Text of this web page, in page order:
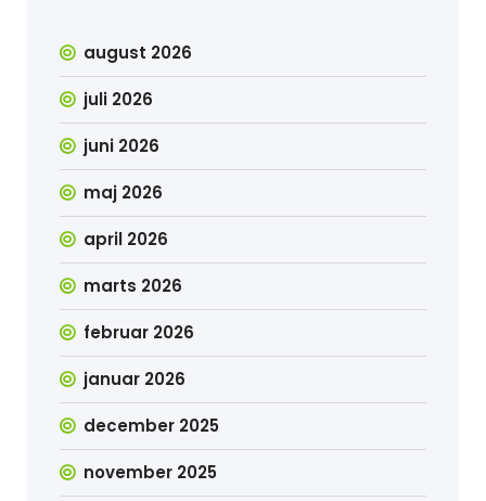
august 2026
juli 2026
juni 2026
maj 2026
april 2026
marts 2026
februar 2026
januar 2026
december 2025
november 2025